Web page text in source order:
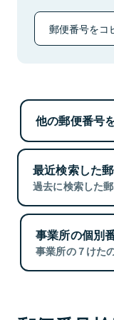
郵便番号をコ
他の郵便番号
最近検索した
過去に検索した
事業所の個別
事業所の７けた